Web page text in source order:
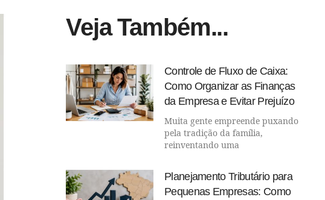
Veja Também...
Controle de Fluxo de Caixa:
Como Organizar as Finanças
da Empresa e Evitar Prejuízo
Muita gente empreende puxando
pela tradição da família,
reinventando uma
Planejamento Tributário para
Pequenas Empresas: Como